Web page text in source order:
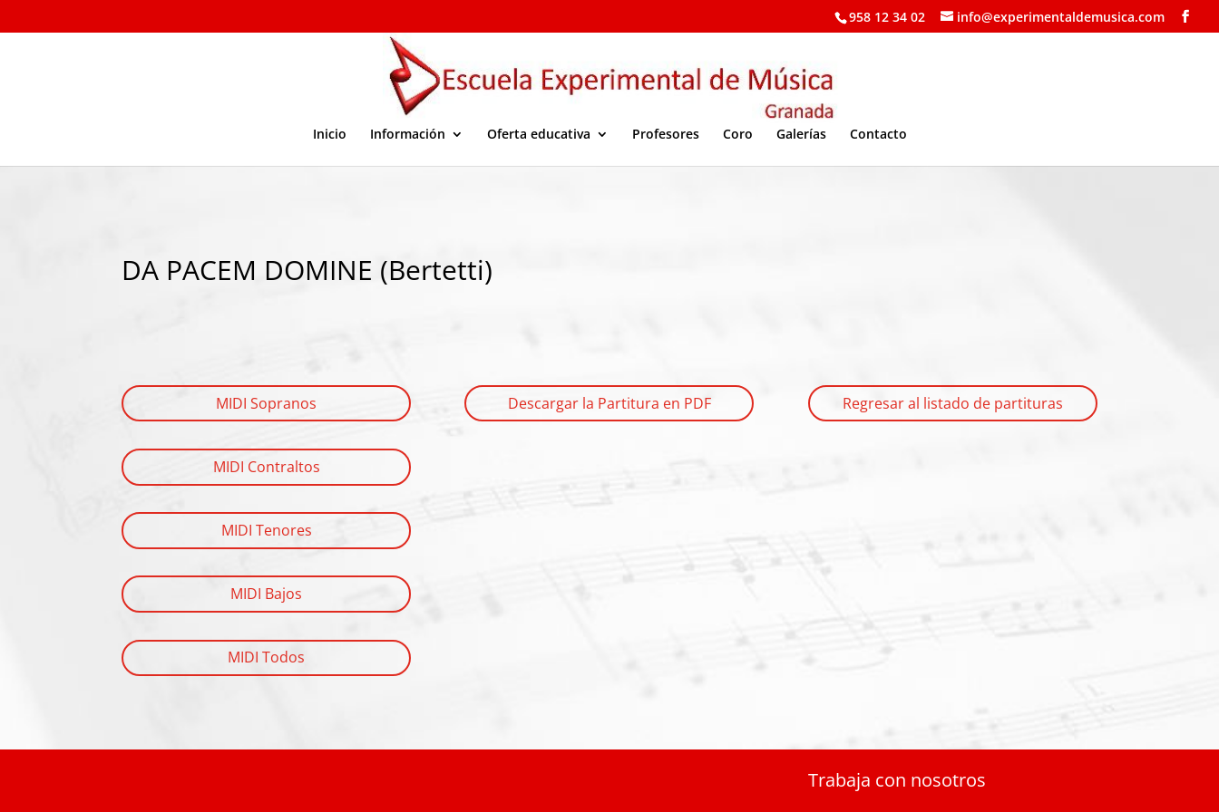
958 12 34 02 info@experimentaldemusica.com
Inicio Información Oferta educativa Profesores Coro Galerías Contacto
DA PACEM DOMINE (Bertetti)
MIDI Sopranos
MIDI Contraltos
MIDI Tenores
MIDI Bajos
MIDI Todos
Descargar la Partitura en PDF Regresar al listado de partituras
Trabaja con nosotros